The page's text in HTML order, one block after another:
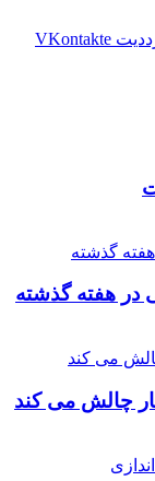
‫VKontakte
چالش می کند